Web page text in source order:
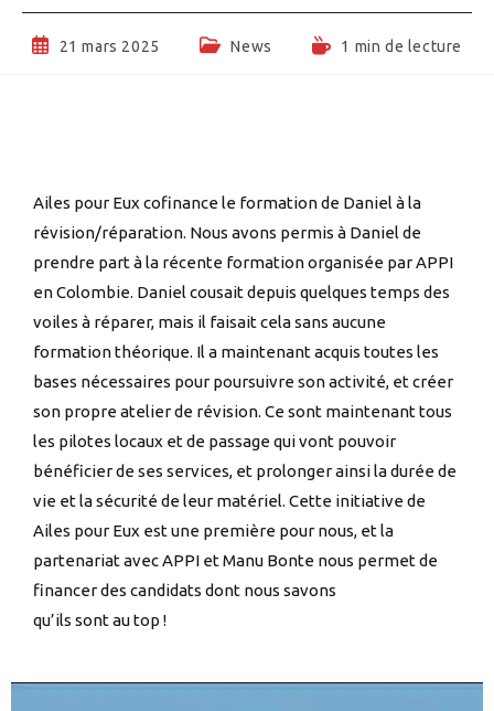
21 mars 2025 News 1 min de lecture
Ailes pour Eux cofinance le formation de Daniel à la
révision/réparation. Nous avons permis à Daniel de
prendre part à la récente formation organisée par APPI
en Colombie. Daniel cousait depuis quelques temps des
voiles à réparer, mais il faisait cela sans aucune
formation théorique. Il a maintenant acquis toutes les
bases nécessaires pour poursuivre son activité, et créer
son propre atelier de révision. Ce sont maintenant tous
les pilotes locaux et de passage qui vont pouvoir
bénéficier de ses services, et prolonger ainsi la durée de
vie et la sécurité de leur matériel. Cette initiative de
Ailes pour Eux est une première pour nous, et la
partenariat avec APPI et Manu Bonte nous permet de
financer des candidats dont nous savons
qu’ils sont au top !